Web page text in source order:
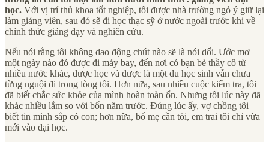
học. Với vị trí thủ khoa tốt nghiệp, tôi được nhà trường ngỏ ý giữ lại
làm giảng viên, sau đó sẽ đi học thạc sỹ ở nước ngoài trước khi về
chính thức giảng dạy và nghiên cứu.
Nếu nói rằng tôi không dao động chút nào sẽ là nói dối. Ước mơ
một ngày nào đó được đi máy bay, đến nơi có bạn bè thầy cô từ
nhiều nước khác, được học và được là một du học sinh vẫn chưa
từng nguội đi trong lòng tôi. Hơn nữa, sau nhiều cuộc kiểm tra, tôi
đã biết chắc sức khỏe của mình hoàn toàn ổn. Nhưng tôi lúc này đã
khác nhiều lắm so với bốn năm trước. Đúng lúc ấy, vợ chồng tôi
biết tin mình sắp có con; hơn nữa, bố mẹ cần tôi, em trai tôi chỉ vừa
mới vào đại học.